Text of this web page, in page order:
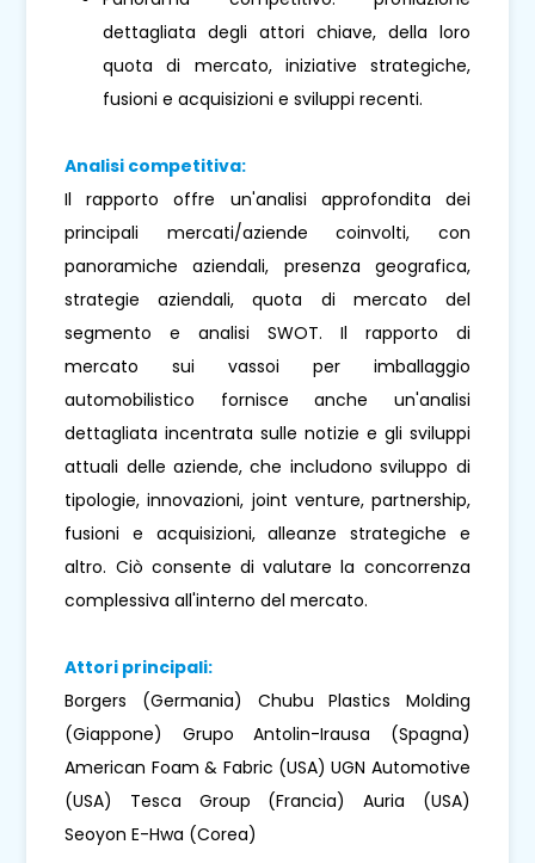
dettagliata degli attori chiave, della loro
quota di mercato, iniziative strategiche,
fusioni e acquisizioni e sviluppi recenti.
Analisi competitiva:
Il rapporto offre un'analisi approfondita dei
principali mercati/aziende coinvolti, con
panoramiche aziendali, presenza geografica,
strategie aziendali, quota di mercato del
segmento e analisi SWOT. Il rapporto di
mercato sui vassoi per imballaggio
automobilistico fornisce anche un'analisi
dettagliata incentrata sulle notizie e gli sviluppi
attuali delle aziende, che includono sviluppo di
tipologie, innovazioni, joint venture, partnership,
fusioni e acquisizioni, alleanze strategiche e
altro. Ciò consente di valutare la concorrenza
complessiva all'interno del mercato.
Attori principali:
Borgers (Germania) Chubu Plastics Molding
(Giappone) Grupo Antolin-Irausa (Spagna)
American Foam & Fabric (USA) UGN Automotive
(USA) Tesca Group (Francia) Auria (USA)
Seoyon E-Hwa (Corea)